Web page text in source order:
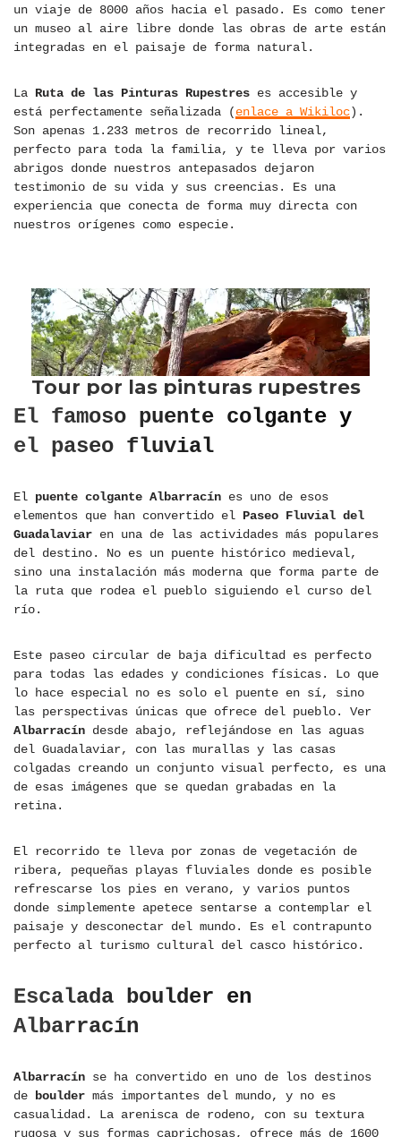
un viaje de 8000 años hacia el pasado. Es como tener
un museo al aire libre donde las obras de arte están
integradas en el paisaje de forma natural.
La Ruta de las Pinturas Rupestres es accesible y
está perfectamente señalizada (enlace a Wikiloc).
Son apenas 1.233 metros de recorrido lineal,
perfecto para toda la familia, y te lleva por varios
abrigos donde nuestros antepasados dejaron
testimonio de su vida y sus creencias. Es una
experiencia que conecta de forma muy directa con
nuestros orígenes como especie.
El famoso puente colgante y
el paseo fluvial
El puente colgante Albarracín es uno de esos
elementos que han convertido el Paseo Fluvial del
Guadalaviar en una de las actividades más populares
del destino. No es un puente histórico medieval,
sino una instalación más moderna que forma parte de
la ruta que rodea el pueblo siguiendo el curso del
río.
Este paseo circular de baja dificultad es perfecto
para todas las edades y condiciones físicas. Lo que
lo hace especial no es solo el puente en sí, sino
las perspectivas únicas que ofrece del pueblo. Ver
Albarracín desde abajo, reflejándose en las aguas
del Guadalaviar, con las murallas y las casas
colgadas creando un conjunto visual perfecto, es una
de esas imágenes que se quedan grabadas en la
retina.
El recorrido te lleva por zonas de vegetación de
ribera, pequeñas playas fluviales donde es posible
refrescarse los pies en verano, y varios puntos
donde simplemente apetece sentarse a contemplar el
paisaje y desconectar del mundo. Es el contrapunto
perfecto al turismo cultural del casco histórico.
Escalada boulder en
Albarracín
Albarracín se ha convertido en uno de los destinos
de boulder más importantes del mundo, y no es
casualidad. La arenisca de rodeno, con su textura
rugosa y sus formas caprichosas, ofrece más de 1600